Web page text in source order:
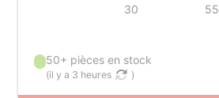
30 55
50+ pièces en stock
(il y a 3 heures )